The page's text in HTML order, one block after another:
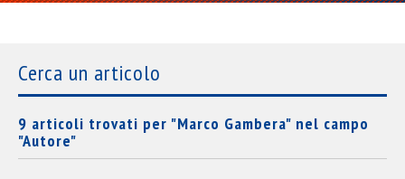
Cerca un articolo
9 articoli trovati per "Marco Gambera" nel campo
"Autore"